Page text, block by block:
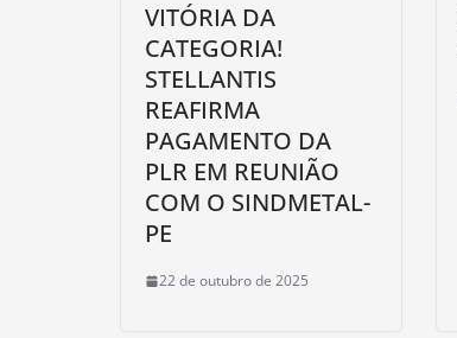
VITÓRIA DA
CATEGORIA!
STELLANTIS
REAFIRMA
PAGAMENTO DA
PLR EM REUNIÃO
COM O SINDMETAL-
PE
22 de outubro de 2025